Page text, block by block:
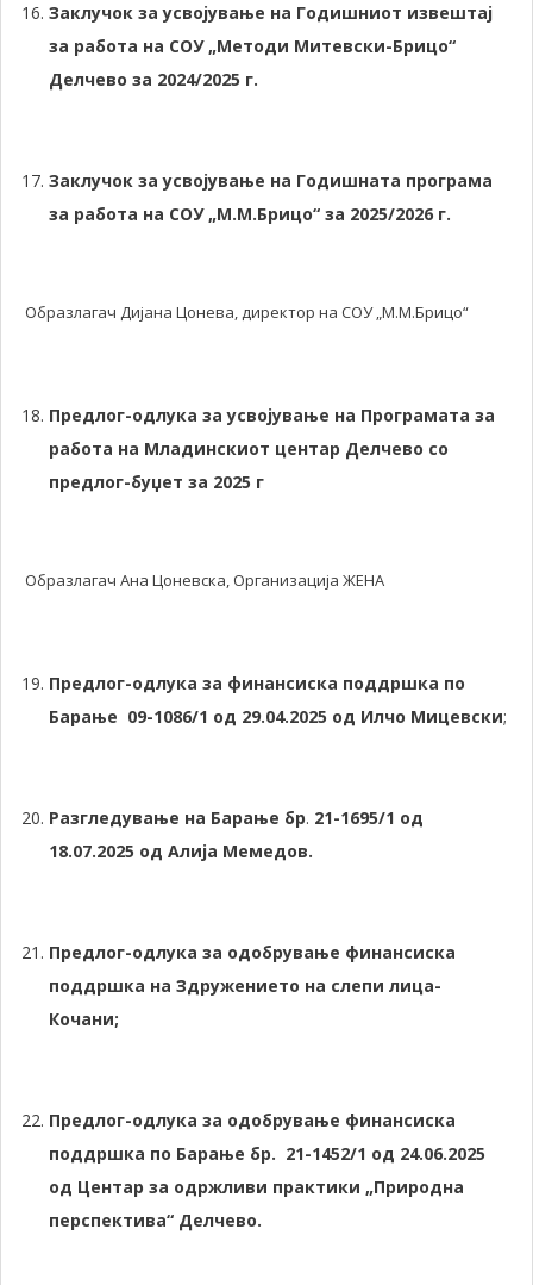
Заклучок за усвојување на Годишниот извештај
за работа на СОУ „Методи Митевски-Брицо“
Делчево за 2024/2025 г.
Заклучок за усвојување на Годишната програма
за работа на СОУ „М.М.Брицо“ за 2025/2026 г.
Образлагач Дијана Цонева, директор на СОУ „М.М.Брицо“
Предлог-одлука за усвојување на Програмата за
работа на Младинскиот центар Делчево со
предлог-буџет за 2025 г
Образлагач Ана Цоневска, Организација ЖЕНА
Предлог-одлука за финансиска поддршка по
Барање 09-1086/1 од 29.04.2025 од Илчо Мицевски;
Разгледување на Барање бр. 21-1695/1 од
18.07.2025 од Алија Мемедов.
Предлог-одлука за одобрување финансиска
поддршка на Здружението на слепи лица-
Кочани;
Предлог-одлука за одобрување финансиска
поддршка по Барање бр. 21-1452/1 од 24.06.2025
од Центар за одржливи практики „Природна
перспектива“ Делчево.